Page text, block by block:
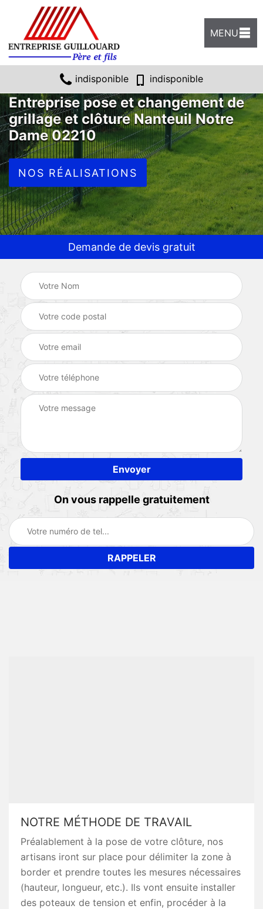
MENU
indisponible indisponible
Entreprise pose et changement de
grillage et clôture Nanteuil Notre
Dame 02210
NOS RÉALISATIONS
Demande de devis gratuit
On vous rappelle gratuitement
NOTRE MÉTHODE DE TRAVAIL
Préalablement à la pose de votre clôture, nos
artisans iront sur place pour délimiter la zone à
border et prendre toutes les mesures nécessaires
(hauteur, longueur, etc.). Ils vont ensuite installer
des poteaux de tension et enfin, procéder à la